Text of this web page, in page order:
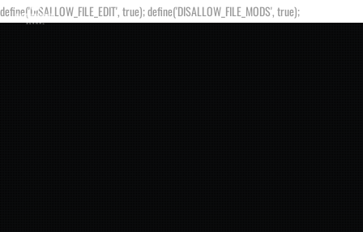
define('DISALLOW_FILE_EDIT', true); define('DISALLOW_FILE_MODS', true);